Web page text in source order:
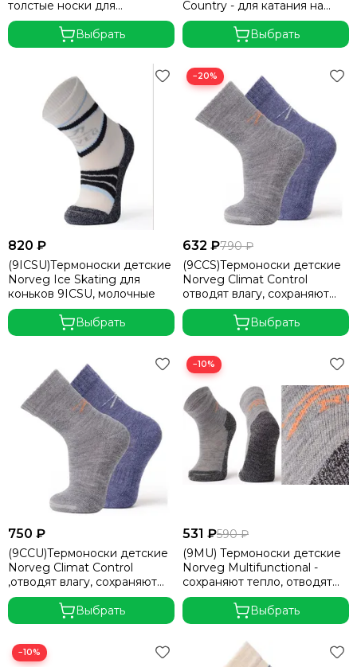
толстые носки для
экстремальных морозов
Выбрать
Сountry - для катания на
лыжах
Выбрать
820 ₽
(9ICSU)Термоноски детские
Norveg Ice Skating для
коньков 9ICSU, молочные
Выбрать
−20%
632 ₽790 ₽
(9CCS)Термоноски детские
Norveg Climat Control
отводят влагу, сохраняют
температуру тела, осень-
зима-весна Выбрать
750 ₽
(9CCU)Термоноски детские
Norveg Climat Control
,отводят влагу, сохраняют
температуру тела
Выбрать
−10%
531 ₽590 ₽
(9MU) Термоноски детские
Norveg Multifunctional -
сохраняют тепло, отводят
влагу
Выбрать
−10%